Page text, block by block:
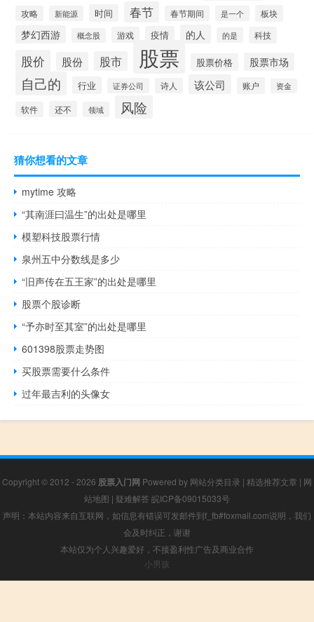
攻略 新能源 时间 春节 春节期间 是一个 板块
梦幻西游 概念股 游戏 疫情 的人 的是 科技
股价 股份 股市 股票 股票价格 股票市场
自己的 行业 证券公司 诗人 该公司 账户 资金
软件 还不 领域 风险
猜你想看的文章
mytime 攻略
“其南涯曰温生”的出处是哪里
模塑科技股票行情
泉州五中分数线是多少
“旧声传在五王家”的出处是哪里
股票个股诊断
“予亦时至其室”的出处是哪里
601398股票走势图
买股票需要什么条件
过年最吉利的头像女
Copyright © 2012 - 2026 股票入门网 Powered by 网站分类目录 | 精选推荐文章 | 网
站地图 | 疑难解答 皖ICP备09015033号
声明：本站内容来自互联网，如信息有错误可发邮件到f_fb#foxmail.com说明，我们
会及时纠正，谢谢
本站仅为个人兴趣爱好，不接盈利性广告及商业合作
小男孩